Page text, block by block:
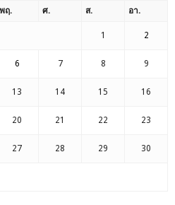
พฤ. ศ. ส. อา.
1 2
6 7 8 9
13 14 15 16
20 21 22 23
27 28 29 30